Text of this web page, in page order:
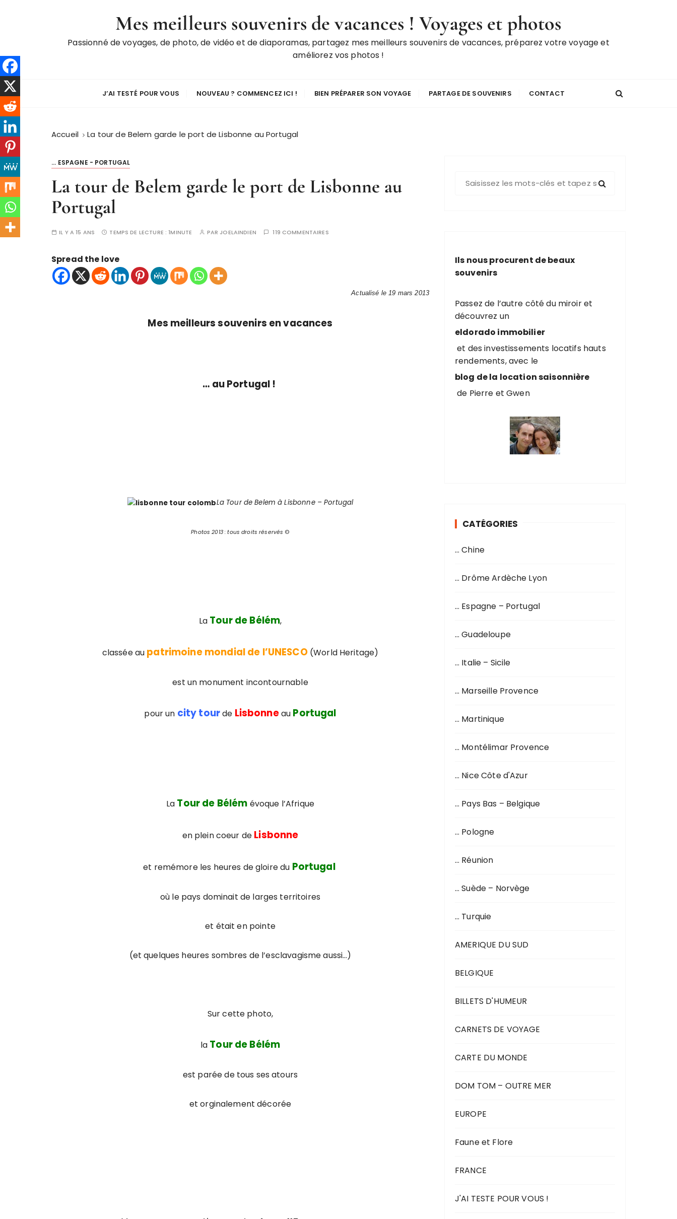
e
r
a
u
c
o
n
e
n
Mes meilleurs souvenirs de vacances ! Voyages et photos
Passionné de voyages, de photo, de vidéo et de diaporamas, partagez mes meilleurs souvenirs de vacances, préparez votre voyage et
améliorez vos photos !
J’AI TESTÉ POUR VOUS NOUVEAU ? COMMENCEZ ICI ! BIEN PRÉPARER SON VOYAGE PARTAGE DE SOUVENIRS CONTACT
Accueil La tour de Belem garde le port de Lisbonne au Portugal
... ESPAGNE - PORTUGAL
La tour de Belem garde le port de Lisbonne au
Portugal
IL Y A 15 ANS TEMPS DE LECTURE :1MINUTE PAR JOELAINDIEN 119 COMMENTAIRES
Spread the love
Actualisé le 19 mars 2013
Mes meilleurs souvenirs en vacances
… au Portugal !
La Tour de Belem à Lisbonne – Portugal
Photos 2013 : tous droits réservés ©
La Tour de Bélém,
classée au patrimoine mondial de l’UNESCO(World Heritage)
est un monument incontournable
pour un city tourde Lisbonneau Portugal
La Tour de Bélém évoque l’Afrique
en plein coeur de Lisbonne
et remémore les heures de gloire du Portugal
où le pays dominait de larges territoires
et était en pointe
(et quelques heures sombres de l’esclavagisme aussi…)
Sur cette photo,
la Tour de Bélém
est parée de tous ses atours
et orginalement décorée
h
e
o
u
r
Ils nous procurent de beaux
souvenirs
Passez de l’autre côté du miroir et
découvrez un
eldorado immobilier
et des investissements locatifs hauts
rendements, avec le
blog de la location saisonnière
de Pierre et Gwen
CATÉGORIES
… Chine
… Drôme Ardèche Lyon
… Espagne – Portugal
… Guadeloupe
… Italie – Sicile
… Marseille Provence
… Martinique
… Montélimar Provence
… Nice Côte d'Azur
… Pays Bas – Belgique
… Pologne
… Réunion
… Suède – Norvège
… Turquie
AMERIQUE DU SUD
BELGIQUE
BILLETS D'HUMEUR
CARNETS DE VOYAGE
CARTE DU MONDE
DOM TOM – OUTRE MER
EUROPE
Faune et Flore
FRANCE
J'AI TESTE POUR VOUS !